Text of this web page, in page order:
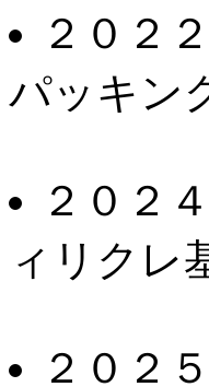
２０２
パッキン
２０２
ィリクレ
２０２